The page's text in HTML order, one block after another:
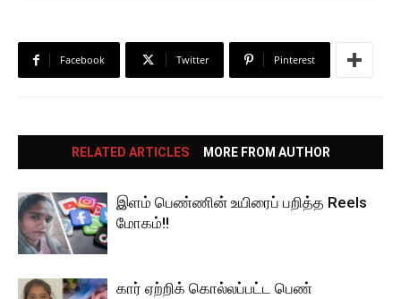
Facebook Twitter Pinterest
RELATED ARTICLES MORE FROM AUTHOR
இளம் பெண்ணின் உயிரைப் பறித்த Reels
மோகம்!!
கார் ஏற்றிக் கொல்லப்பட்ட பெண்